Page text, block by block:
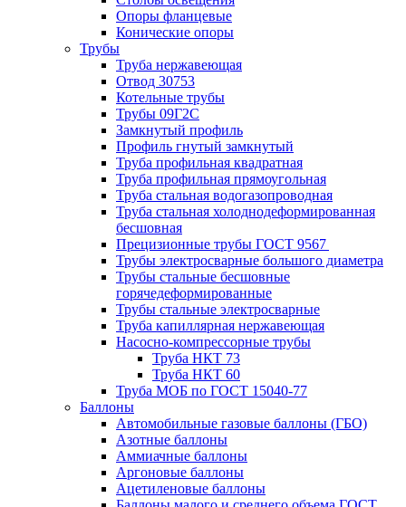
Опоры фланцевые
Конические опоры
Трубы
Труба нержавеющая
Отвод 30753
Котельные трубы
Трубы 09Г2С
Замкнутый профиль
Профиль гнутый замкнутый
Труба профильная квадратная
Труба профильная прямоугольная
Труба стальная водогазопроводная
Труба стальная холоднодеформированная
бесшовная
Прецизионные трубы ГОСТ 9567
Трубы электросварные большого диаметра
Трубы стальные бесшовные
горячедеформированные
Трубы стальные электросварные
Труба капиллярная нержавеющая
Насосно-компрессорные трубы
Труба НКТ 73
Труба НКТ 60
Труба МОБ по ГОСТ 15040-77
Баллоны
Автомобильные газовые баллоны (ГБО)
Азотные баллоны
Аммиачные баллоны
Аргоновые баллоны
Ацетиленовые баллоны